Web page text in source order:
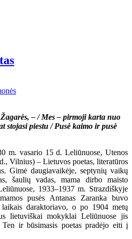
– / Mes – pirmoji karta nuo
stojasi piestu / Pusė kaimo ir pusė
m. vasario 15 d. Leliūnuose, Utenos
Vilnius) – Lietuvos poetas, literatūros
Gimė daugiavaikėje, septynių vaikų
šaulių vadas, mama dirbo maisto
1933–1937 m. Strazdiškyje
pusės Antanas Zaranka buvo
daraktoriavo, o po 1904 metų
lietuviškai mokyklai Leliūnuose jis
ir būsimasis poetas pradėjo eiti į